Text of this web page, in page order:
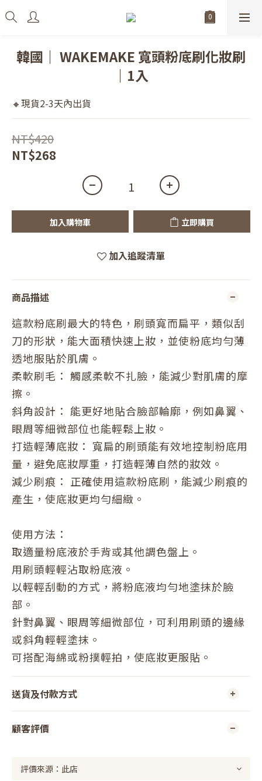
韓國｜ WAKEMAKE 寬頭粉底刷化妝刷
｜1入
🔸現貨2-3天內出貨
NT$420
NT$268
加入購物車 立即購買
加入追蹤清單
商品描述
這款粉底刷最大的特色，刷頭寬而扁平，類似刮
刀的形狀，能大面積快速上妝，並使粉底均勻薄
透地服貼於肌膚。
柔軟刷毛： 觸感柔軟不扎臉，能減少對肌膚的摩
擦。
斜角設計： 能更好地貼合臉部輪廓，例如鼻翼、
眼周等細微部位也能輕鬆上妝。
打造輕薄底妝： 寬扁的刷頭能有效地控制粉底用
量，避免底妝厚重，打造輕薄自然的妝效。
減少刷痕： 正確使用這款粉底刷，能減少刷痕的
產生，使底妝更均勻細緻。
使用方法：
取適量粉底液於手背或其他調色盤上。
用刷頭輕輕沾取粉底液。
以輕輕刮動的方式，將粉底液均勻地塗抹於臉
部。
針對鼻翼、眼周等細微部位，可利用刷頭的邊緣
或斜角輕輕塗抹。
可搭配海綿或粉撲輕拍，使底妝更服貼。
送貨及付款方式
顧客評價